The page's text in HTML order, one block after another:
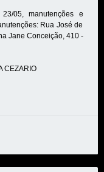
05, manutenções e
Rua José de
Jane Conceição, 410 -
CEZARIO